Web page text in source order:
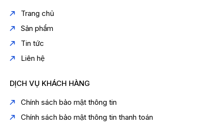
Trang chủ
Sản phẩm
Tin tức
Liên hệ
DỊCH VỤ KHÁCH HÀNG
Chính sách bảo mật thông tin
Chính sách bảo mật thông tin thanh toán